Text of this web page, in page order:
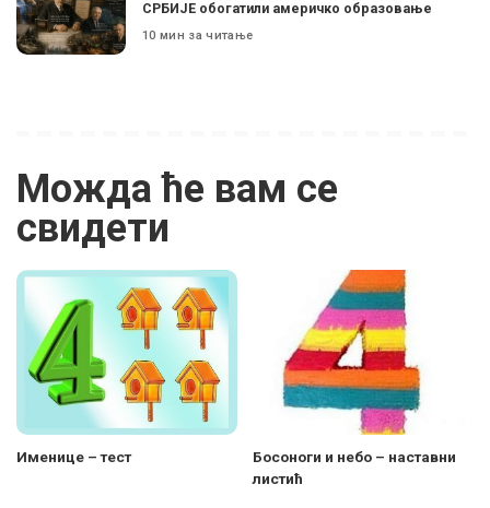
СРБИЈЕ обогатили америчко образовање
10 мин за читање
Можда ће вам се
свидети
Именице – тест
Босоноги и небо – наставни
листић